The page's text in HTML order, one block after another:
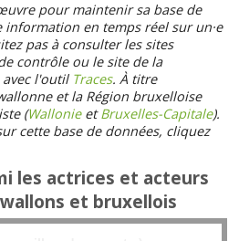
pour maintenir sa base de
en temps réel sur un·e
pas à consulter les sites
contrôle ou le site de la
avec l'outil Traces. À titre
et la Région bruxelloise
(WallonieetBruxelles-Capitale).
cette base de données, cliquez
les actrices et acteurs
et bruxellois